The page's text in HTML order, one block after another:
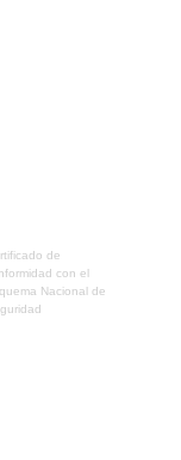
de
con el
Nacional de